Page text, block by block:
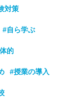
対策
#自ら学ぶ
的
#授業の導入